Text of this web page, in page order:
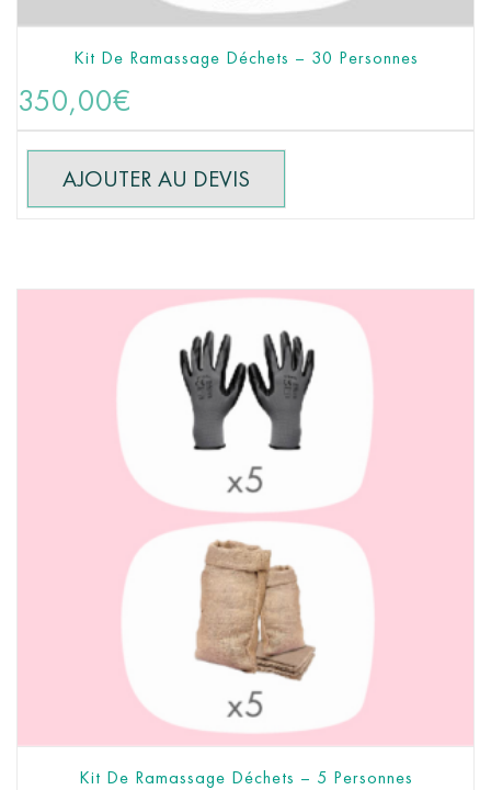
Kit De Ramassage Déchets – 30 Personnes
350,00€
AJOUTER AU DEVIS
AJOUTER AU PANIER
Kit De Ramassage Déchets – 5 Personnes